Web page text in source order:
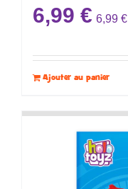
6,99 € 6,99 €
Ajouter au panier